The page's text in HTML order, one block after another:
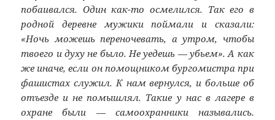
побаивался. Один как-то осмелился. Так его в
родной деревне мужики поймали и сказали:
«Ночь можешь переночевать, а утром, чтобы
твоего и духу не было. Не уедешь — убьем». А как
же иначе, если он помощником бургомистра при
фашистах служил. К нам вернулся, и больше об
отъезде и не помышлял. Такие у нас в лагере в
охране были — самоохранники назывались.